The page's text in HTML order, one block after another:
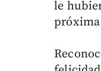
le
próxima